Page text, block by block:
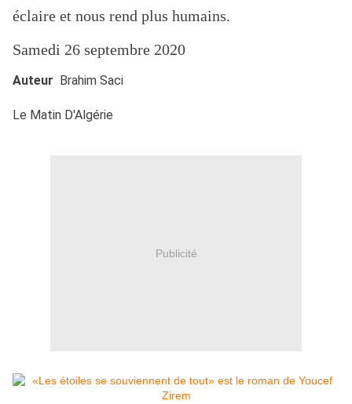
éclaire et nous rend plus humains.
Samedi 26 septembre 2020
Auteur Brahim Saci
Le Matin D'Algérie
Publicité